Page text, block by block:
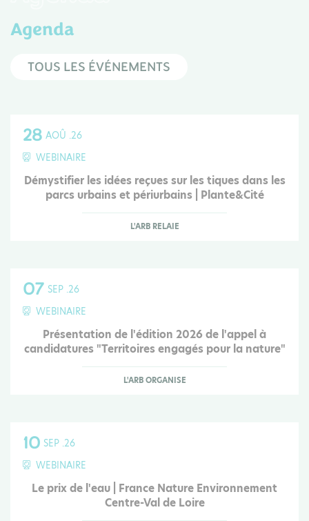
Agenda
TOUS LES ÉVÉNEMENTS
28 AOÛ .26
WEBINAIRE
Démystifier les idées reçues sur les tiques dans les
parcs urbains et périurbains | Plante&Cité
L'ARB RELAIE
07 SEP .26
WEBINAIRE
Présentation de l'édition 2026 de l'appel à
candidatures "Territoires engagés pour la nature"
L'ARB ORGANISE
10 SEP .26
WEBINAIRE
Le prix de l'eau | France Nature Environnement
Centre-Val de Loire